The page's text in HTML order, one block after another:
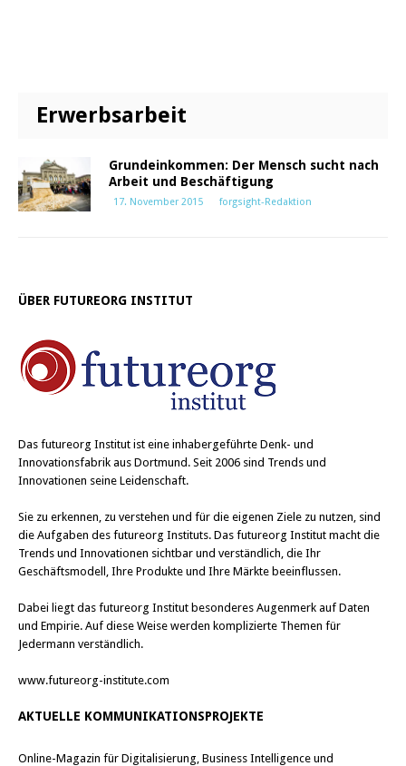
Erwerbsarbeit
Grundeinkommen: Der Mensch sucht nach
Arbeit und Beschäftigung
17. November 2015 forgsight-Redaktion
ÜBER FUTUREORG INSTITUT
Das futureorg Institut ist eine inhabergeführte Denk- und
Innovationsfabrik aus Dortmund. Seit 2006 sind Trends und
Innovationen seine Leidenschaft.
Sie zu erkennen, zu verstehen und für die eigenen Ziele zu nutzen, sind
die Aufgaben des futureorg Instituts. Das futureorg Institut macht die
Trends und Innovationen sichtbar und verständlich, die Ihr
Geschäftsmodell, Ihre Produkte und Ihre Märkte beeinflussen.
Dabei liegt das futureorg Institut besonderes Augenmerk auf Daten
und Empirie. Auf diese Weise werden komplizierte Themen für
Jedermann verständlich.
www.futureorg-institute.com
AKTUELLE KOMMUNIKATIONSPROJEKTE
Online-Magazin für Digitalisierung, Business Intelligence und